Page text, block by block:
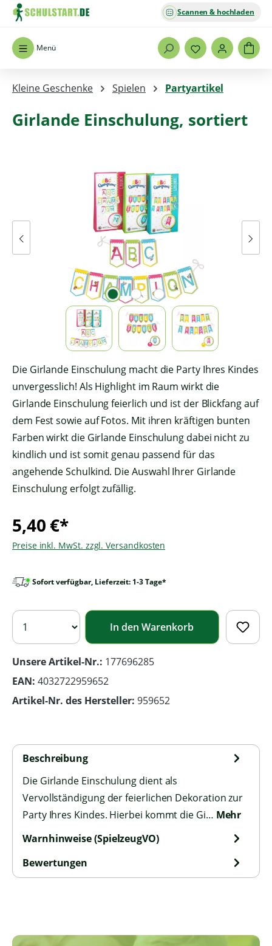
Zum Hauptinhalt springen
Menü
Scannen & hochladen
Kleine Geschenke Spielen Partyartikel
Girlande Einschulung, sortiert
Bildergalerie überspringen
Die Girlande Einschulung macht die Party Ihres Kindes
unvergesslich! Als Highlight im Raum wirkt die
Girlande Einschulung feierlich und ist der Blickfang auf
dem Fest sowie auf Fotos. Mit ihren kräftigen bunten
Farben wirkt die Girlande Einschulung dabei nicht zu
kindlich und ist somit genau passend für das
angehende Schulkind. Die Auswahl Ihrer Girlande
Einschulung erfolgt zufällig.
5,40 €*
Preise inkl. MwSt. zzgl. Versandkosten
Sofort verfügbar, Lieferzeit: 1-3 Tage*
In den Warenkorb
Unsere Artikel-Nr.: 177696285
EAN: 4032722959652
Artikel-Nr. des Hersteller: 959652
Beschreibung
Die Girlande Einschulung dient als
Vervollständigung der feierlichen Dekoration zur
Party Ihres Kindes. Hierbei kommt die Gi… Mehr
Warnhinweise (SpielzeugVO)
Bewertungen